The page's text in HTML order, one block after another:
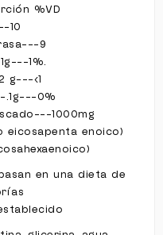
%VD
10
9
1%.
g---<1
.1g---0%
1000mg
eicosapenta enoico)
en una dieta de